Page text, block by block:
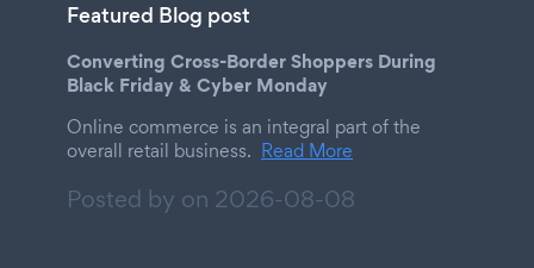
Featured Blog post
Converting Cross-Border Shoppers During
Black Friday & Cyber Monday
Online commerce is an integral part of the
overall retail business. Read More
Posted by on 2026-08-08